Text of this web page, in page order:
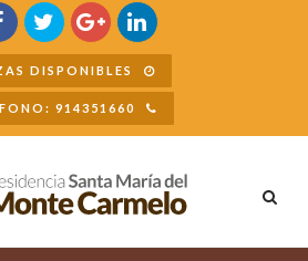
Buscar
DISPONIBLES
914351660